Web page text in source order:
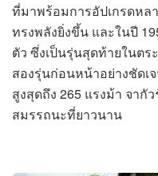
ที่มาพร้อมการอัปเกรดหล
ทรงพลังยิ่งขึ้น และในปี
ตัว ซึ่งเป็นรุ่นสุดท้ายในตร
สองรุ่นก่อนหน้าอย่างชัดเ
สูงสุดถึง 265 แรงม้า จากัว
สมรรถนะที่ยาวนาน